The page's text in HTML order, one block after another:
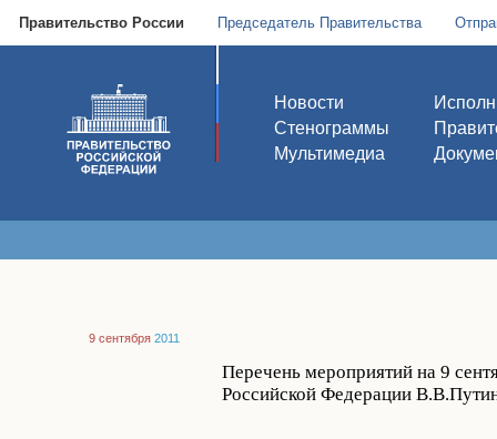
Правительство России Председатель Правительства
Новости
Стенограммы
Мультимедиа
9 сентября 2011
Перечень мероприятий на 9
Российской Федерации